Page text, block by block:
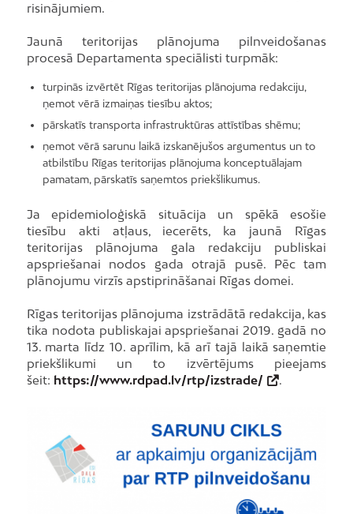
risinājumiem.
Jaunā teritorijas plānojuma pilnveidošanas
procesā Departamenta speciālisti turpmāk:
turpinās izvērtēt Rīgas teritorijas plānojuma redakciju,
ņemot vērā izmaiņas tiesību aktos;
pārskatīs transporta infrastruktūras attīstības shēmu;
ņemot vērā sarunu laikā izskanējušos argumentus un to
atbilstību Rīgas teritorijas plānojuma konceptuālajam
pamatam, pārskatīs saņemtos priekšlikumus.
Ja epidemioloģiskā situācija un spēkā esošie
tiesību akti atļaus, iecerēts, ka jaunā Rīgas
teritorijas plānojuma gala redakciju publiskai
apspriešanai nodos gada otrajā pusē. Pēc tam
plānojumu virzīs apstiprināšanai Rīgas domei.
Rīgas teritorijas plānojuma izstrādātā redakcija, kas
tika nodota publiskajai apspriešanai 2019. gadā no
13. marta līdz 10. aprīlim, kā arī tajā laikā saņemtie
priekšlikumi un to izvērtējums pieejams
šeit: https://www.rdpad.lv/rtp/izstrade/ .